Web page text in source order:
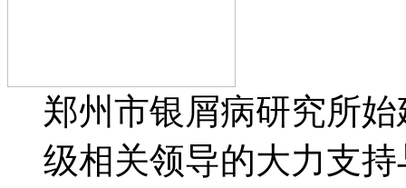
郑州市银屑病研究所
级相关领导的大力支